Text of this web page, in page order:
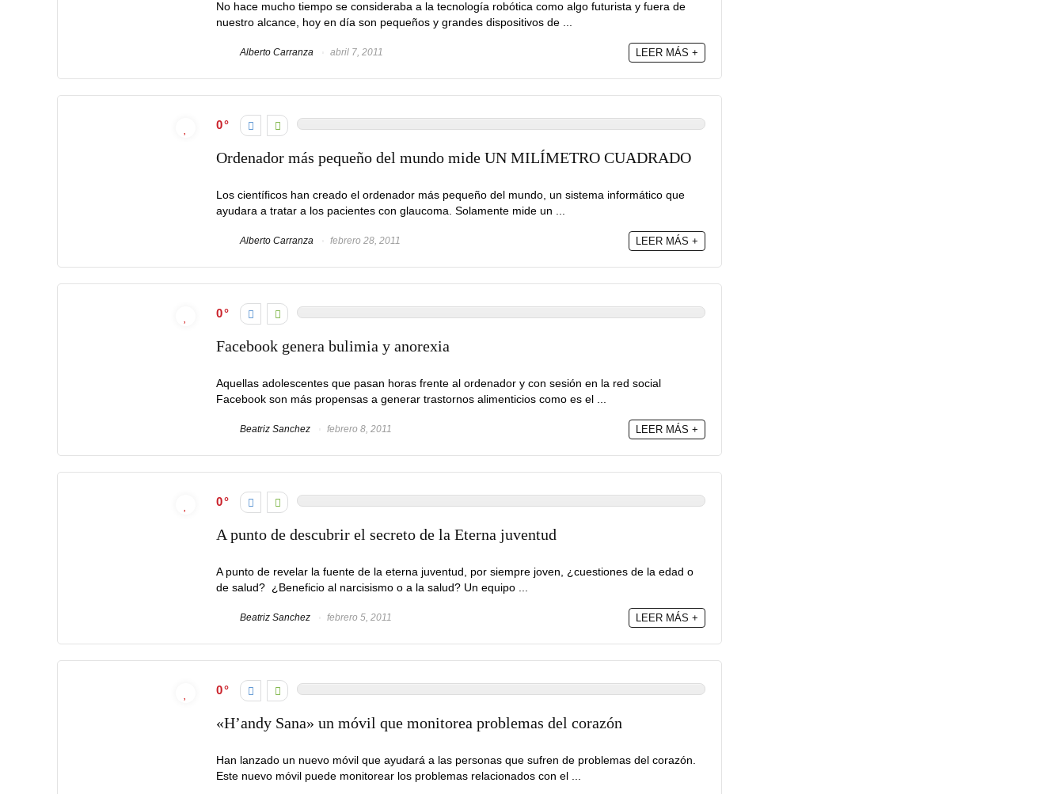
No hace mucho tiempo se consideraba a la tecnología robótica como algo futurista y fuera de
nuestro alcance, hoy en día son pequeños y grandes dispositivos de ...
Alberto Carranza abril 7, 2011 LEER MÁS +
0
Ordenador más pequeño del mundo mide UN MILÍMETRO CUADRADO
Los científicos han creado el ordenador más pequeño del mundo, un sistema informático que
ayudara a tratar a los pacientes con glaucoma. Solamente mide un ...
Alberto Carranza febrero 28, 2011 LEER MÁS +
0
Facebook genera bulimia y anorexia
Aquellas adolescentes que pasan horas frente al ordenador y con sesión en la red social
Facebook son más propensas a generar trastornos alimenticios como es el ...
Beatriz Sanchez febrero 8, 2011 LEER MÁS +
0
A punto de descubrir el secreto de la Eterna juventud
A punto de revelar la fuente de la eterna juventud, por siempre joven, ¿cuestiones de la edad o
de salud? ¿Beneficio al narcisismo o a la salud? Un equipo ...
Beatriz Sanchez febrero 5, 2011 LEER MÁS +
0
«H’andy Sana» un móvil que monitorea problemas del corazón
Han lanzado un nuevo móvil que ayudará a las personas que sufren de problemas del corazón.
Este nuevo móvil puede monitorear los problemas relacionados con el ...